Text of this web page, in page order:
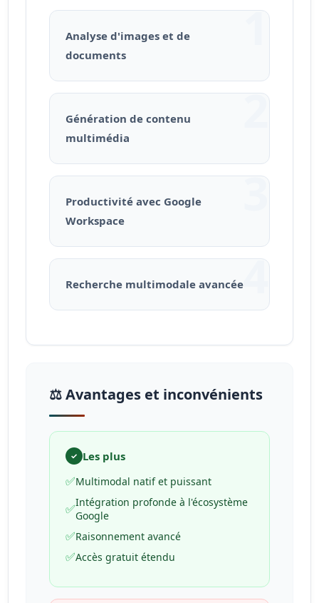
1
Analyse d'images et de
documents
2
Génération de contenu
multimédia
3
Productivité avec Google
Workspace
4
Recherche multimodale avancée
⚖️ Avantages et inconvénients
✓ Les plus
✅Multimodal natif et puissant
✅Intégration profonde à l'écosystème
Google
✅Raisonnement avancé
✅Accès gratuit étendu